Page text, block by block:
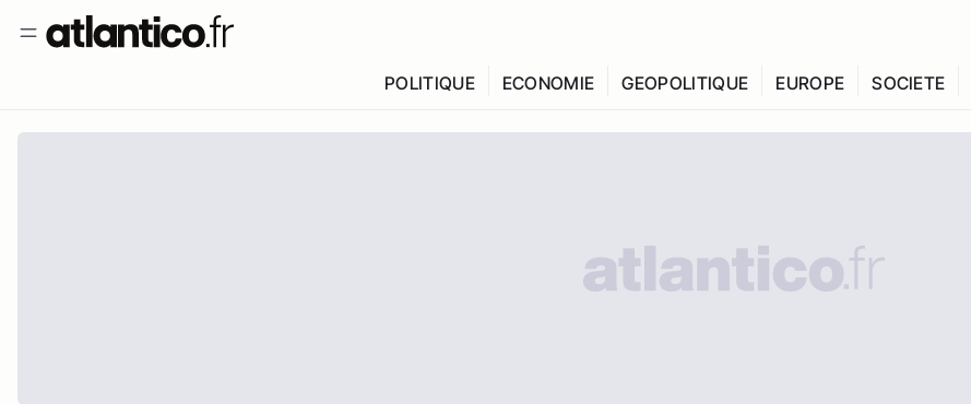
POLITIQUE ECONOMIE GEOPOLITIQUE EUROPE SOCIETE